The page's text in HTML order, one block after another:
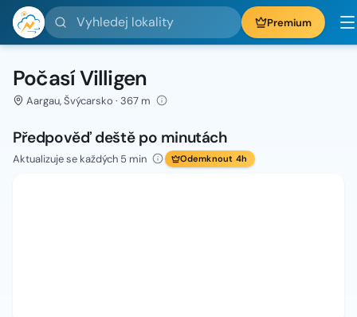
Vyhledej lokality Premium
Počasí Villigen
Aargau, Švýcarsko · 367 m
Předpověď deště po minutách
Aktualizuje se každých 5 min Odemknout 4h